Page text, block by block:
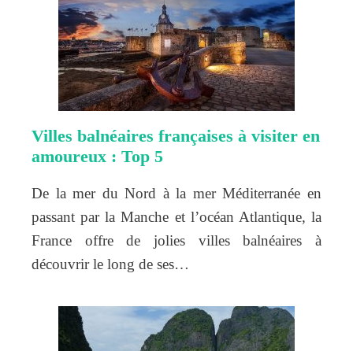
Villes balnéaires françaises à visiter en
amoureux : Top 5
De la mer du Nord à la mer Méditerranée en
passant par la Manche et l’océan Atlantique, la
France offre de jolies villes balnéaires à
découvrir le long de ses…